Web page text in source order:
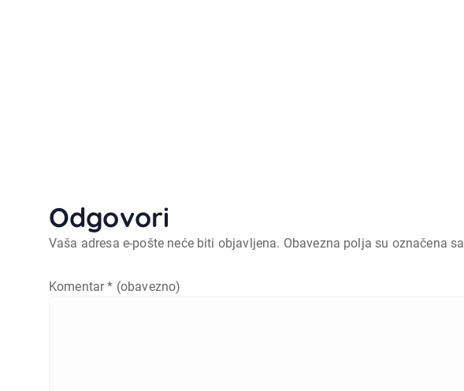
Odgovori
Vaša adresa e-pošte neće biti objavljena. Obavezna polja su označena sa
Komentar* (obavezno)